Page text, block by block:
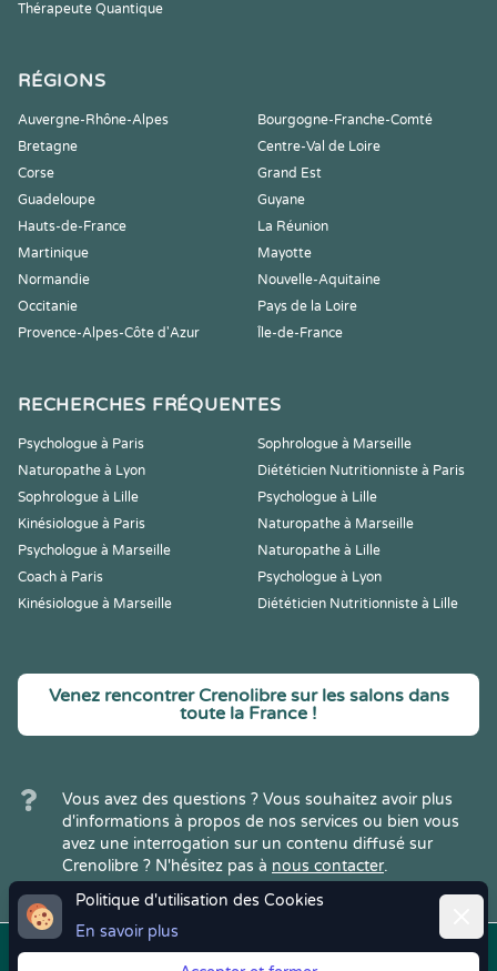
Politique d'utilisation des Cookies
En savoir plus
Thérapeute Quantique
RÉGIONS
Auvergne-Rhône-Alpes
Bourgogne-Franche-Comté
Bretagne
Centre-Val de Loire
Corse
Grand Est
Guadeloupe
Guyane
Hauts-de-France
La Réunion
Martinique
Mayotte
Normandie
Nouvelle-Aquitaine
Occitanie
Pays de la Loire
Provence-Alpes-Côte d'Azur
Île-de-France
RECHERCHES FRÉQUENTES
Psychologue à Paris
Sophrologue à Marseille
Naturopathe à Lyon
Diététicien Nutritionniste à Paris
Sophrologue à Lille
Psychologue à Lille
Kinésiologue à Paris
Naturopathe à Marseille
Psychologue à Marseille
Naturopathe à Lille
Coach à Paris
Psychologue à Lyon
Kinésiologue à Marseille
Diététicien Nutritionniste à Lille
Venez rencontrer Crenolibre sur les salons dans
toute la France !
Vous avez des questions ? Vous souhaitez avoir plus
d'informations à propos de nos services ou bien vous
avez une interrogation sur un contenu diffusé sur
Crenolibre ? N'hésitez pas à nous contacter.
Copyright © 2022Crenolibre, tous Mentions | CGV | RGPD